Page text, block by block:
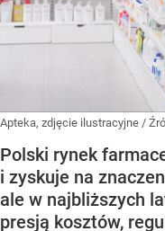
Apteka, zdjęcie ilustracyjne /
Polski rynek
i zyskuje na
ale w najbliższych
presją kosztów,